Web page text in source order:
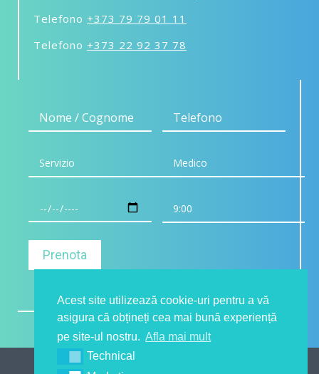
Acest site utilizează cookie-uri pentru a vă
asigura că obțineți cea mai bună experiență
pe site-ul nostru. Afla mai mult
Technical
Telefono +373 79 79 01 11
Telefono +373 22 92 37 78